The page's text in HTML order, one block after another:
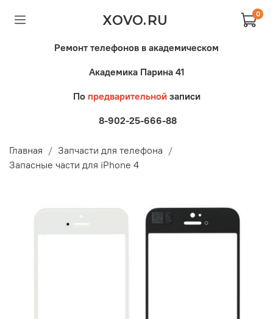
XOVO.RU 0
Ремонт телефонов в академическом
Академика Парина 41
По предварительнойзаписи
8-902-25-666-88
Главная
Запчасти для телефона
Запасные части для iPhone 4